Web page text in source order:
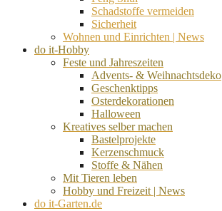
Schadstoffe vermeiden
Sicherheit
Wohnen und Einrichten | News
do it-Hobby
Feste und Jahreszeiten
Advents- & Weihnachtsdeko
Geschenktipps
Osterdekorationen
Halloween
Kreatives selber machen
Bastelprojekte
Kerzenschmuck
Stoffe & Nähen
Mit Tieren leben
Hobby und Freizeit | News
do it-Garten.de